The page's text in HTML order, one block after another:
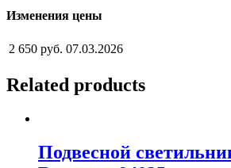
Изменения цены
2 650 руб. 07.03.2026
Related products
Подвесной